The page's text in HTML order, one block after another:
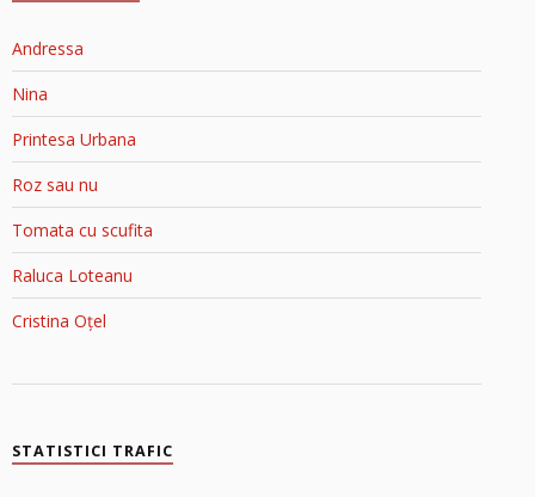
Andressa
Nina
Printesa Urbana
Roz sau nu
Tomata cu scufita
Raluca Loteanu
Cristina Oțel
STATISTICI TRAFIC